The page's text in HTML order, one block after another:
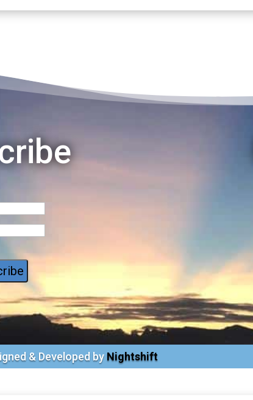
& Developed byNightshift